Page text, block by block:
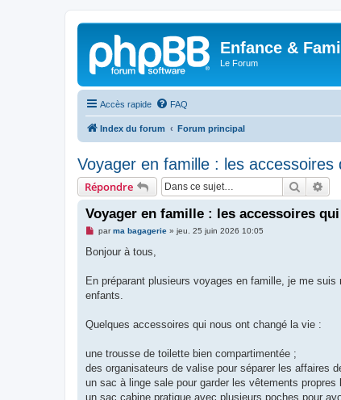
Enfance &
Le Forum
Accès rapide FAQ
Index du forum Forum principal
Voyager en famille : les
Répondre
Voyager en famille : les accessoires
M
s
g
n
l
parma bagagerie» jeu. 25 juin 2026 10:05
Bonjour à tous,
En préparant plusieurs voyages en famille, je me
enfants.
Quelques accessoires qui nous ont changé la vie :
une trousse de toilette bien compartimentée ;
des organisateurs de valise pour séparer les affaires
un sac à linge sale pour garder les vêtements propres
un sac cabine pratique avec plusieurs poches pour